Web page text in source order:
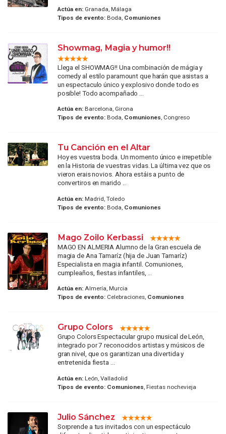
Actúa en:Granada, Málaga
Tipos de evento:Boda, Comuniones
Showmag, Magia y humor!!
Llega el SHOWMAG!! Una combinación de mágia y
comedy al estilo paramount que harán que asistas a
un espectaculo único y explosivo donde todo es
posible! Todo acompañado ...
Actúa en:Barcelona, Girona
Tipos de evento:Boda, Comuniones, Congreso
Tu Canción en el Altar
Hoy es vuestra boda. Un momento único e irrepetible
en la Historia de vuestras vidas. La última vez que os
vieron erais novios. Ahora estáis a punto de
convertiros en marido ...
Actúa en:Madrid, Toledo
Tipos de evento:Boda, Comuniones
Mago Zoilo Kerbassi
MAGO EN ALMERIA Alumno de la Gran escuela de
magia de Ana Tamaríz (hija de Juan Tamaríz)
Especialista en magia infantil. Comuniones,
cumpleaños, fiestas infantiles, ...
Actúa en:Almería, Murcia
Tipos de evento:Celebraciones, Comuniones
Grupo Colors
Grupo Colors Espectacular grupo musical de León,
integrado por 7 reconocidos artistas y músicos de
gran nivel, que os garantizan una divertida y
entretenida fiesta ...
Actúa en:León, Valladolid
Tipos de evento: Comuniones , Fiestas nochevieja
Julio Sánchez
Sorprende a tus invitados con un espectáculo